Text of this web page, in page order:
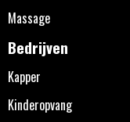
Massage
Bedrijven
Kapper
Kinderopvang